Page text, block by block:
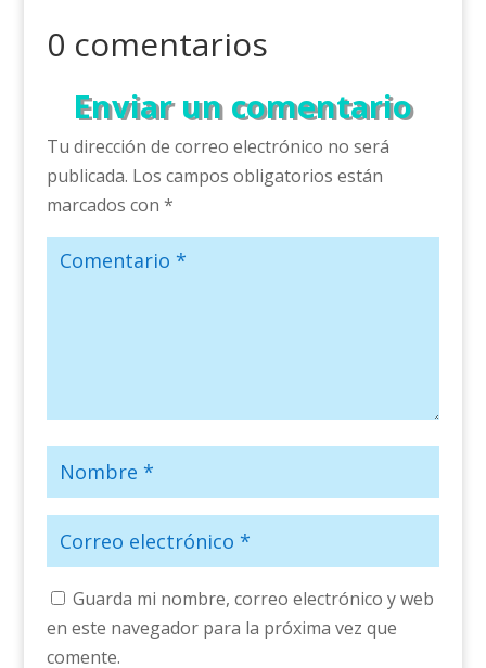
0 comentarios
Enviar un comentario
Tu dirección de correo electrónico no será
publicada. Los campos obligatorios están
marcados con *
Guarda mi nombre, correo electrónico y web
en este navegador para la próxima vez que
comente.